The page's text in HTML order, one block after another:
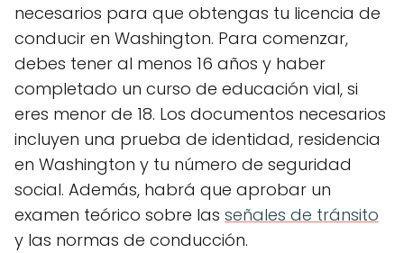
necesarios para que obtengas tu licencia de
conducir en Washington. Para comenzar,
debes tener al menos 16 años y haber
completado un curso de educación vial, si
eres menor de 18. Los documentos necesarios
incluyen una prueba de identidad, residencia
en Washington y tu número de seguridad
social. Además, habrá que aprobar un
examen teórico sobre las señales de tránsito
y las normas de conducción.